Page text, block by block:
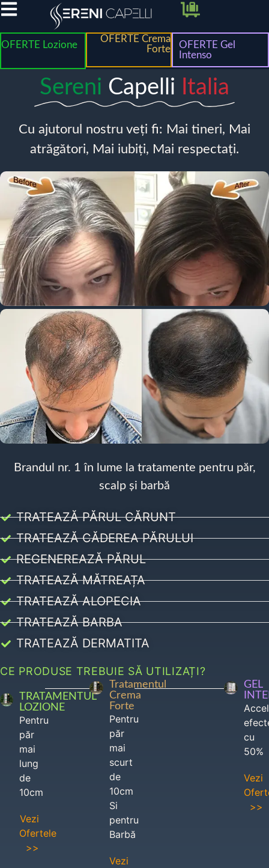
OFERTE Lozione
OFERTE Crema
Forte
OFERTE Gel
Intenso
Sereni Capelli Italia
Cu ajutorul nostru veți fi: Mai tineri, Mai
atrăgători, Mai iubiți, Mai respectați.
Brandul nr. 1 în lume la tratamente pentru păr,
scalp și barbă
TRATEAZĂ PĂRUL CĂRUNT
TRATEAZĂ CĂDEREA PĂRULUI
REGENEREAZĂ PĂRUL
TRATEAZĂ MĂTREAȚA
TRATEAZĂ ALOPECIA
TRATEAZĂ BARBA
TRATEAZĂ DERMATITA
CE PRODUSE TREBUIE SĂ UTILIZAȚI?
TRATAMENTUL
LOZIONE
Pentru
păr
mai
lung
de
10cm
Vezi
Ofertele
>>
Tratamentul
Crema
Forte
Pentru
păr
mai
scurt
de
10cm
Si
pentru
Barbă
Vezi
GEL
cu
50%
Vezi
>>